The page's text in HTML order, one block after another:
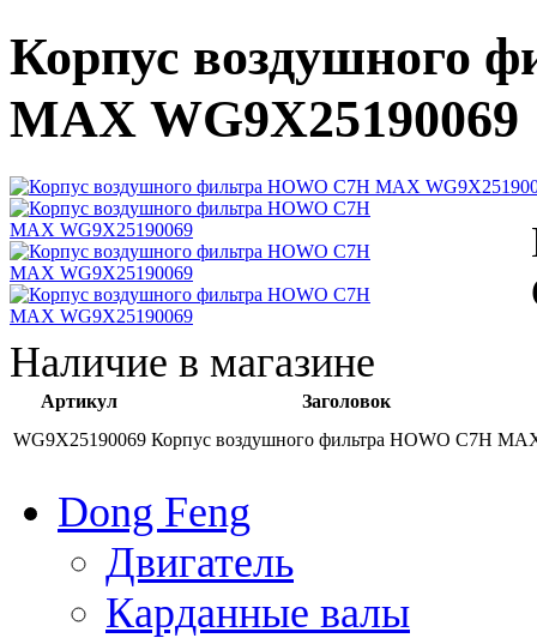
Корпус воздушного
MAX WG9X25190069
Наличие в магазине
Артикул
Заголовок
WG9X25190069 Корпус воздушного фильтра HOWO C7H
Dong Feng
Двигатель
Карданные валы